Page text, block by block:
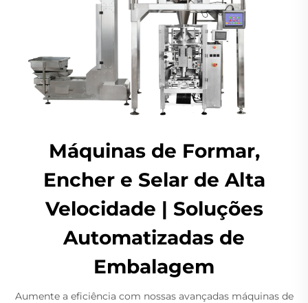
Máquinas de Formar,
Encher e Selar de Alta
Velocidade | Soluções
Automatizadas de
Embalagem
Aumente a eficiência com nossas avançadas máquinas de